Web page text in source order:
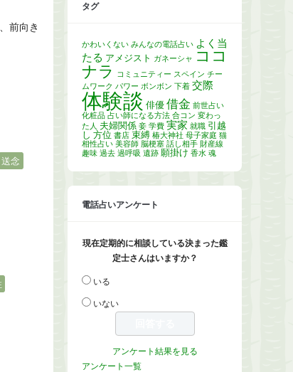
前向き
送念
タグ
かわいくない みんなの電話占い よく当
たる アメジスト ガネーシャ
ココ
ナラ
コミュニティー スペイン チー
ムワーク パワー ボンボン 下着 交際
体験談 俳優 借金 前世占い
化粧品 占い師になる方法 合コン 変わっ
た人 夫婦関係 妾 学費 実家 就職 引越
し 方位 書店 束縛 椿大神社 母子家庭 猫
相性占い 美容師 脳梗塞 話し相手 財産線
趣味 過去 過呼吸 遺跡 願掛け 香水 魂
電話占いアンケート
現在定期的に相談している決まった鑑
定士さんはいますか？
いる
いない
アンケート結果を見る
アンケート一覧